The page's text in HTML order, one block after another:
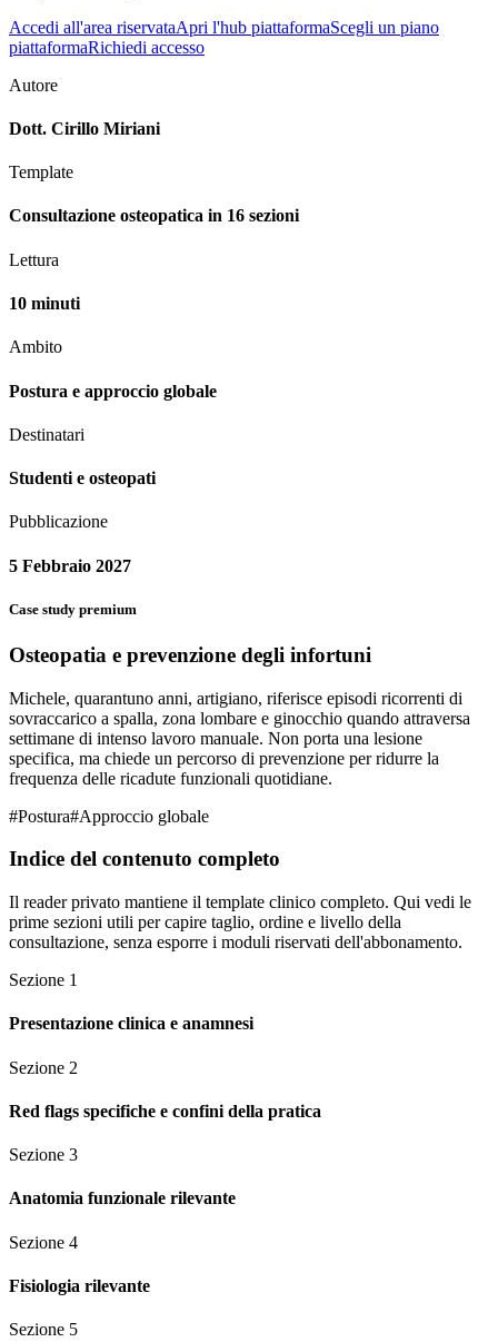
Accedi all'area riservataApri l'hub piattaformaScegli un piano
piattaformaRichiedi accesso
Autore
Dott. Cirillo Miriani
Template
Consultazione osteopatica in 16 sezioni
Lettura
10 minuti
Ambito
Postura e approccio globale
Destinatari
Studenti e osteopati
Pubblicazione
5 Febbraio 2027
Case study premium
Osteopatia e prevenzione degli infortuni
Michele, quarantuno anni, artigiano, riferisce episodi ricorrenti di
sovraccarico a spalla, zona lombare e ginocchio quando attraversa
settimane di intenso lavoro manuale. Non porta una lesione
specifica, ma chiede un percorso di prevenzione per ridurre la
frequenza delle ricadute funzionali quotidiane.
#Postura#Approccio globale
Indice del contenuto completo
Il reader privato mantiene il template clinico completo. Qui vedi le
prime sezioni utili per capire taglio, ordine e livello della
consultazione, senza esporre i moduli riservati dell'abbonamento.
Sezione 1
Presentazione clinica e anamnesi
Sezione 2
Red flags specifiche e confini della pratica
Sezione 3
Anatomia funzionale rilevante
Sezione 4
Fisiologia rilevante
Sezione 5